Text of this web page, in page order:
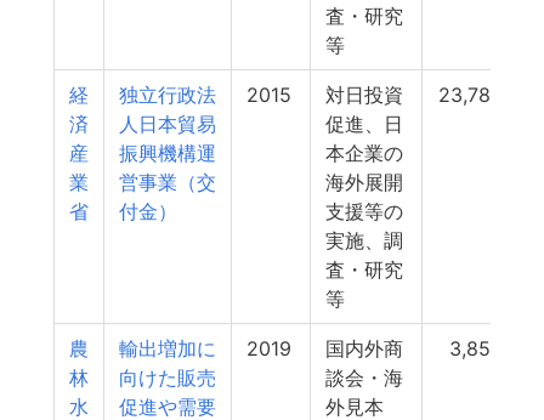
査・研究
等
経
済
産
業
省
独立行政法
人日本貿易
振興機構運
営事業（交
付金）
2015
対日投資
促進、日
本企業の
海外展開
支援等の
実施、調
査・研究
等
23,782
農
林
水
輸出増加に
向けた販売
促進や需要
2019
国内外商
談会・海
外見本
3,856